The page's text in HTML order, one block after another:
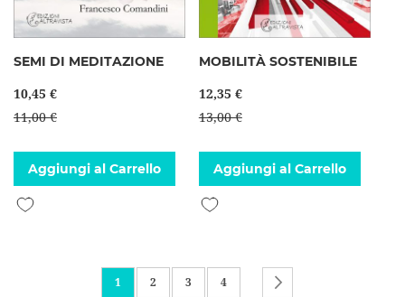
SEMI DI MEDITAZIONE
10,45 €
11,00 €
Aggiungi al Carrello
Aggiungi alla lista desideri
MOBILITÀ SOSTENIBILE
12,35 €
13,00 €
Aggiungi al Carrello
Aggiungi alla lista desideri
Pagina
Attualmente stai leggendo la pagina
1 Pagina
2 Pagina
3 Pagina
4